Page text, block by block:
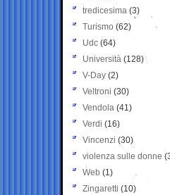
tredicesima (3)
Turismo (62)
Udc (64)
Università (128)
V-Day (2)
Veltroni (30)
Vendola (41)
Verdi (16)
Vincenzi (30)
violenza sulle donne
Web (1)
Zingaretti (10)